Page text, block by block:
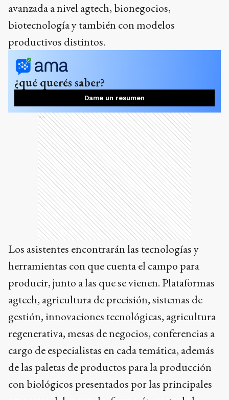
avanzada a nivel agtech, bionegocios,
biotecnología y también con modelos
productivos distintos.
¿qué querés saber?
Dame un resumen
Ads
Los asistentes encontrarán las tecnologías y
herramientas con que cuenta el campo para
producir, junto a las que se vienen. Plataformas
agtech, agricultura de precisión, sistemas de
gestión, innovaciones tecnológicas, agricultura
regenerativa, mesas de negocios, conferencias a
cargo de especialistas en cada temática, además
de las paletas de productos para la producción
con biológicos presentados por las principales